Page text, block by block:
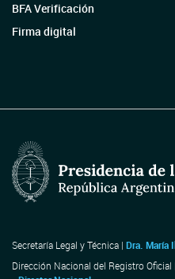
BFA Verificación
Firma digital
Secretaría Legal y Técnica | Dra. María
Dirección Nacional del Registro Oficial |